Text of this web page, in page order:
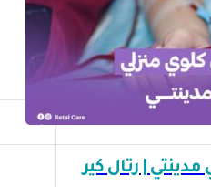
| رتال كير